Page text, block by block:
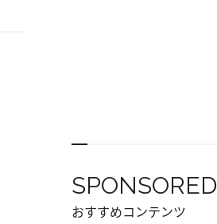
SPONSORED
おすすめコンテンツ